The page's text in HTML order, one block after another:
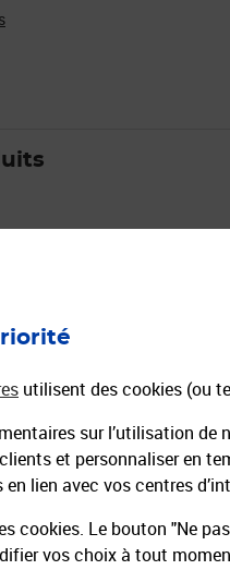
utilisent des cookies (ou
sur l’utilisation de
et personnaliser en
lien avec vos centres
cookies. Le bouton "Ne
vos choix à tout
recrute